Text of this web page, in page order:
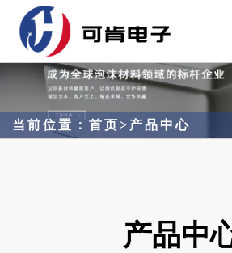
当前位置： 首页> 产品中心
产品中